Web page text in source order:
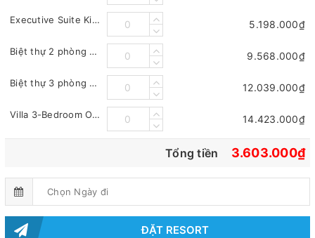
Executive Suite King 5.198.000₫
Biệt thự 2 phòng ngủ 9.568.000₫
Biệt thự 3 phòng ngủ 12.039.000₫
Villa 3-Bedroom Ocean View 14.423.000₫
Tổng tiền 3.603.000₫
ĐẶT RESORT